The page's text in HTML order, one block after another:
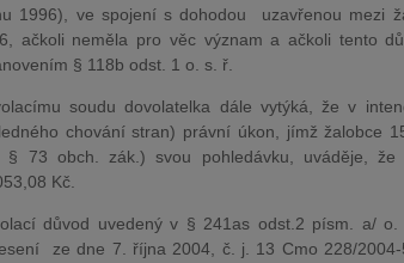
1996), ve spojení s dohodou uzavřenou mezi
ačkoli neměla pro věc význam a ačkoli tento
§ 118b odst. 1 o. s. ř.
soudu dovolatelka dále vytýká, že v
chování stran) právní úkon, jímž žalobce
§ 73 obch. zák.) svou pohledávku, uváděje,
Kč.
důvod uvedený v § 241as odst.2 písm. a/
ze dne 7. října 2004, č. j. 13 Cmo 228/